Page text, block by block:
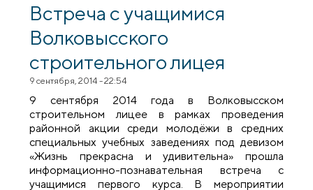
Встреча с учащимися
Волковысского
строительного лицея
9 сентября, 2014 - 22:54
9 сентября 2014 года в Волковысском
строительном лицее в рамках проведения
районной акции среди молодёжи в средних
специальных учебных заведениях под девизом
«Жизнь прекрасна и удивительна» прошла
информационно-познавательная встреча с
учащимися первого курса. В мероприятии